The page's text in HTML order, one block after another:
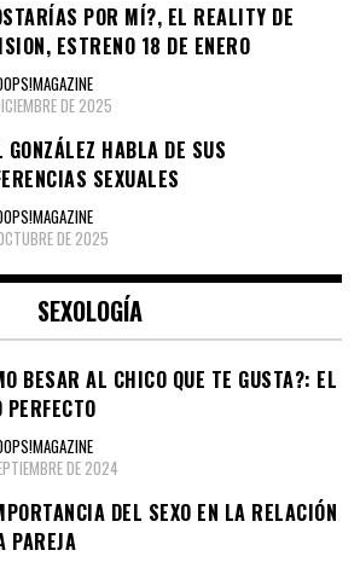
POR MÍ?, EL REALITY DE
ESTRENO 18 DE ENERO
DE 2025
GONZÁLEZ HABLA DE SUS
SEXUALES
DE 2025
SEXOLOGÍA
BESAR AL CHICO QUE TE GUSTA?: EL
PERFECTO
DE 2024
DEL SEXO EN LA RELACIÓN
PAREJA